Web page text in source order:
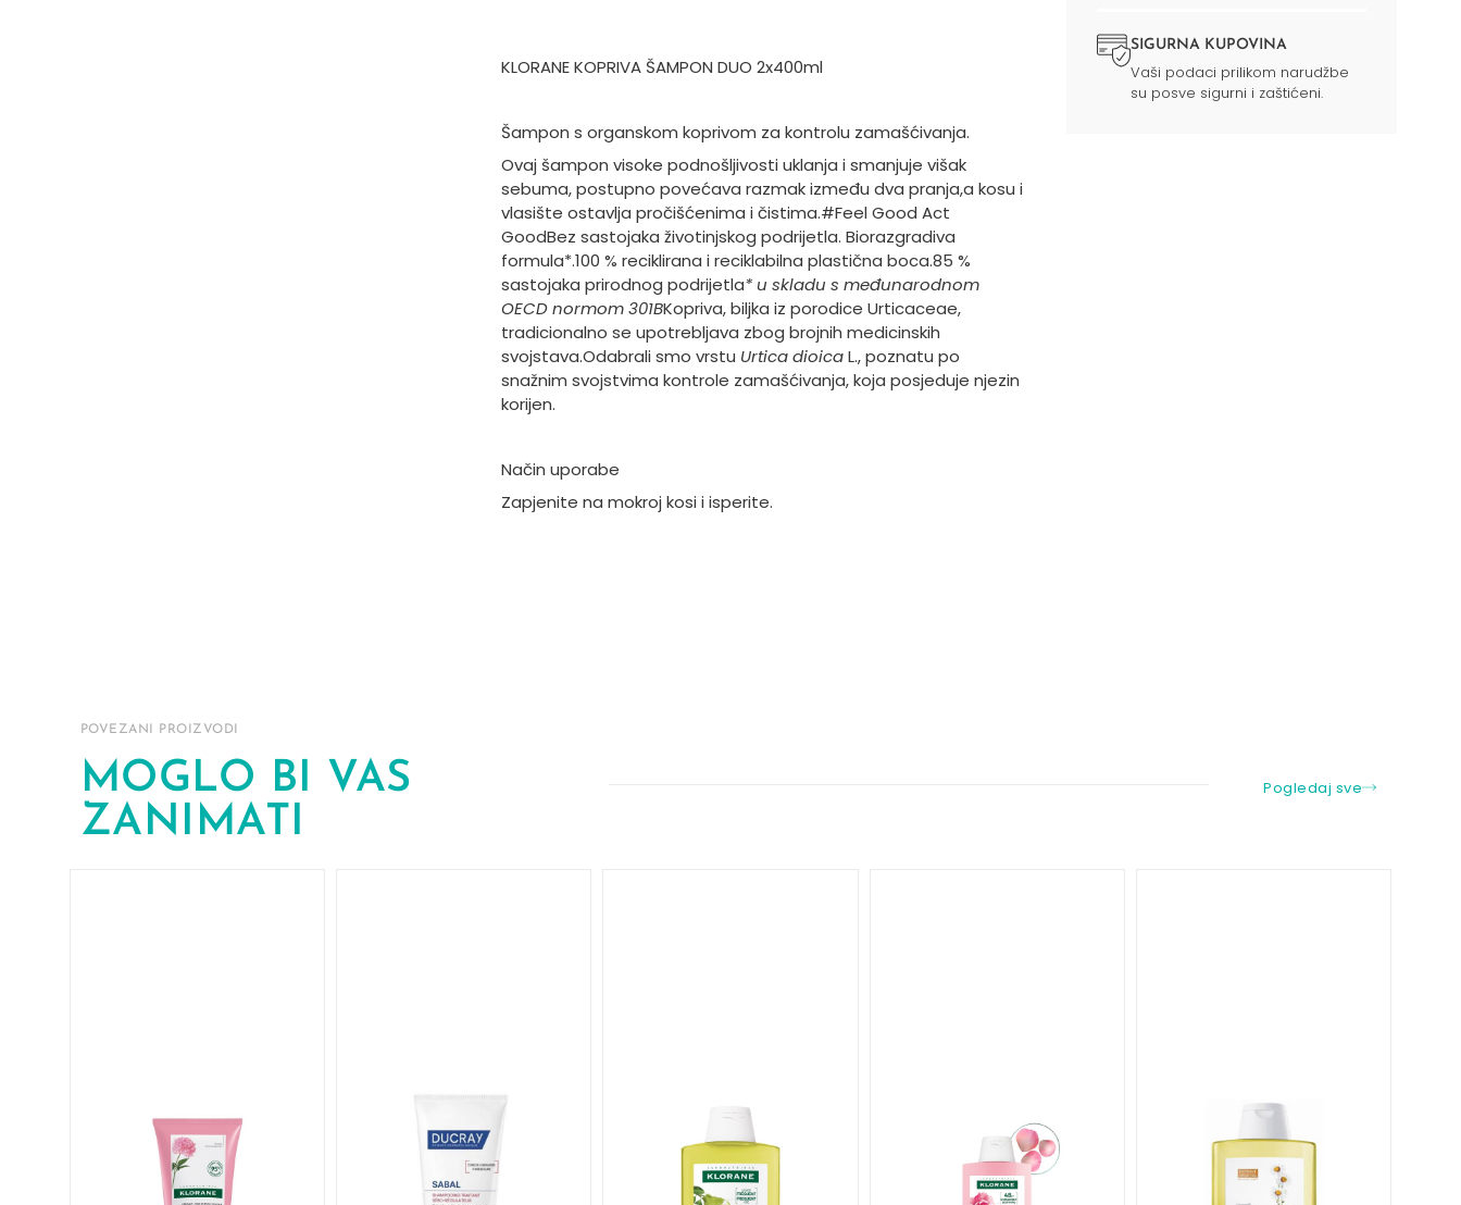
KLORANE KOPRIVA ŠAMPON DUO 2x400ml
Šampon s organskom koprivom za kontrolu zamašćivanja.
Ovaj šampon visoke podnošljivosti uklanja i smanjuje višak
sebuma, postupno povećava razmak između dva pranja,a kosu i
vlasište ostavlja pročišćenima i čistima.#Feel Good Act
GoodBez sastojaka životinjskog podrijetla. Biorazgradiva
formula*.100 % reciklirana i reciklabilna plastična boca.85 %
sastojaka prirodnog podrijetla* u skladu s međunarodnom
OECD normom 301BKopriva, biljka iz porodice Urticaceae,
tradicionalno se upotrebljava zbog brojnih medicinskih
svojstava.Odabrali smo vrstu Urtica dioicaL., poznatu po
snažnim svojstvima kontrole zamašćivanja, koja posjeduje njezin
korijen.
Način uporabe
Zapjenite na mokroj kosi i isperite.
SIGURNA KUPOVINA
Vaši podaci prilikom narudžbe
su posve sigurni i zaštićeni.
POVEZANI PROIZVODI
MOGLO BI VAS
ZANIMATI
Pogledaj sve